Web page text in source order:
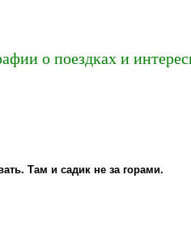
о поездках и
Там и садик не за горами.